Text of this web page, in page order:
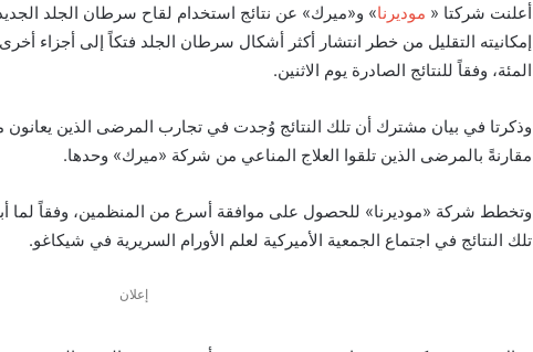
أعلنت شركتا « موديرنا» و«ميرك» عن نتائج استخدام لقاح سرطان الجلد
المئة، وفقاً للنتائج الصادرة يوم الاثنين.
وذكرتا في بيان مشترك أن تلك النتائج وُجدت في تجارب المرضى الذين يعانون
مقارنةً بالمرضى الذين تلقوا العلاج المناعي من شركة «ميرك» وحدها.
وتخطط شركة «موديرنا» للحصول على موافقة أسرع من المنظمين، وفقاً لما
تلك النتائج في اجتماع الجمعية الأميركية لعلم الأورام السريرية في شيكاغو.
إعلان